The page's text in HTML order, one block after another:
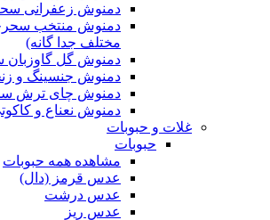
دمنوش زعفرانی
دمنوش منتخب
مختلف جدا گانه)
دمنوش گل گاوزبان
دمنوش جنسینگ و
دمنوش چای ترش
دمنوش نعناع و
غلات و حبوبات
حبوبات
مشاهده همه حبوبات
عدس قرمز (دال)
عدس درشت
عدس ریز